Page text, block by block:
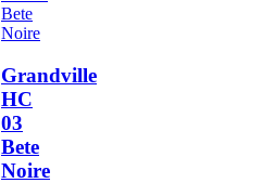
Grandville
HC
03
Bete
Noire